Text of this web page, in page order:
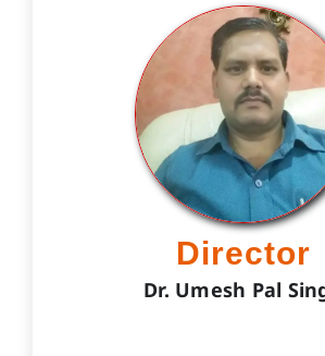
Director
Dr. Umesh Pal